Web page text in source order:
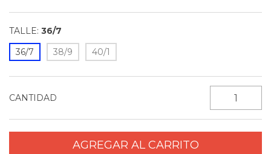
TALLE: 36/7
36/7
38/9 40/1
CANTIDAD